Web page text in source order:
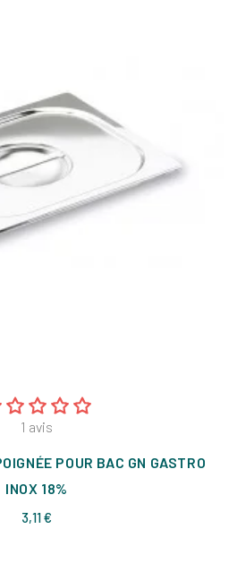
1 avis
POUR BAC GN GASTRO
INOX 18%
3,11 €